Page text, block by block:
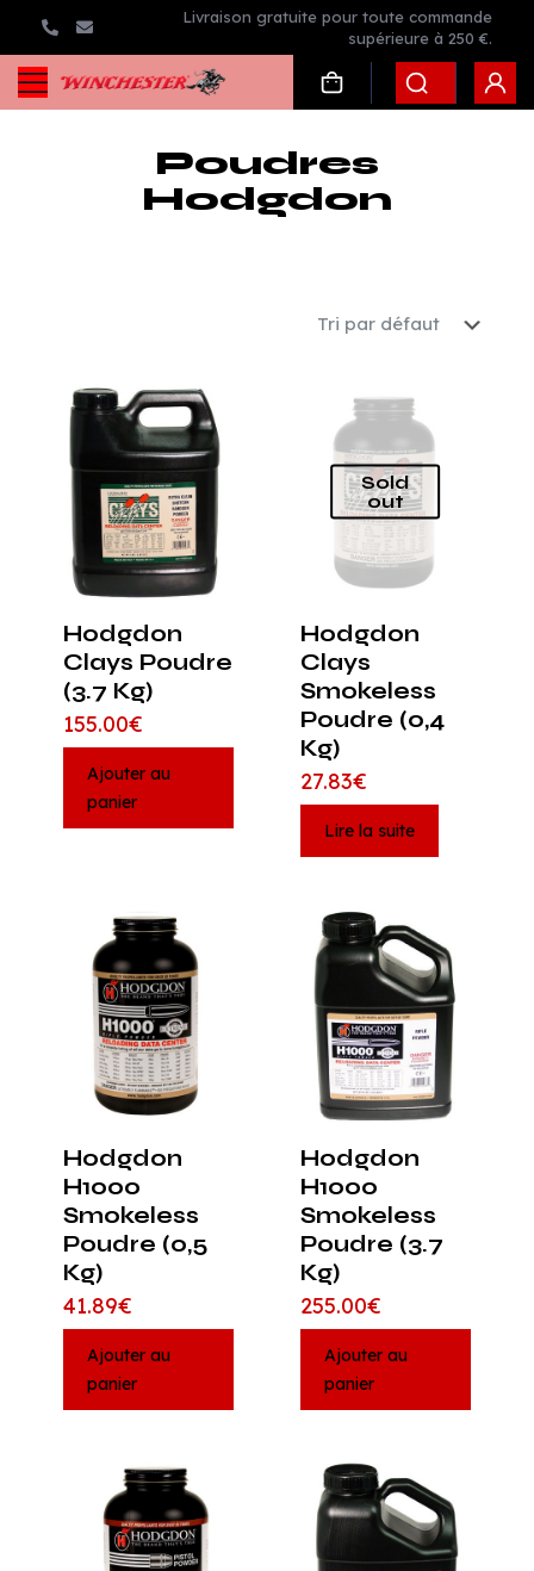
Livraison gratuite pour toute commande
supérieure à 250 €.
Poudres
Hodgdon
Hodgdon
Clays Poudre
(3.7 Kg)
155.00€
Ajouter au
panier
Sold
out
Hodgdon
Clays
Smokeless
Poudre (0,4
Kg)
27.83€
Lire la suite
Hodgdon
H1000
Smokeless
Poudre (0,5
Kg)
41.89€
Ajouter au
panier
Hodgdon
H1000
Smokeless
Poudre (3.7
Kg)
255.00€
Ajouter au
panier